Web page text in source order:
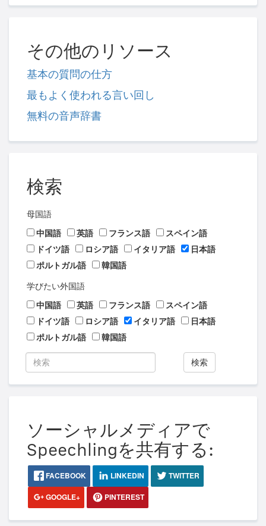
その他のリソース
基本の質問の仕方
最もよく使われる言い回し
無料の音声辞書
検索
母国語
中国語
英語 フランス語
スペイン語
ドイツ語
ロシア語 イタリア語
日本語
ポルトガル語
韓国語
学びたい外国語
中国語
英語 フランス語
スペイン語
ドイツ語
ロシア語 イタリア語
日本語
ポルトガル語
韓国語
検索
ソーシャルメディアで
Speechlingを共有する:
FACEBOOK LINKEDIN
TWITTER
GOOGLE+
PINTEREST